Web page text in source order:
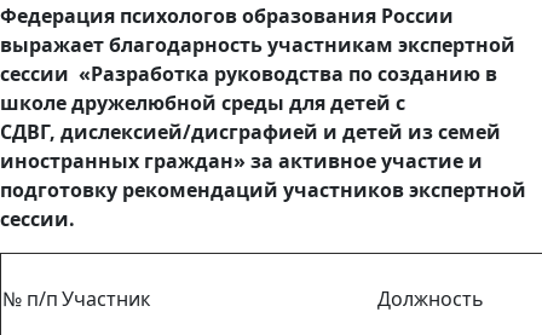
Федерация психологов образования России
выражает благодарность участникам экспертной
сессии «Разработка руководства по созданию в
школе дружелюбной среды для детей с
СДВГ, дислексией/дисграфией и детей из семей
иностранных граждан» за активное участие и
подготовку рекомендаций участников экспертной
сессии.
№ п/пУчастник Должность